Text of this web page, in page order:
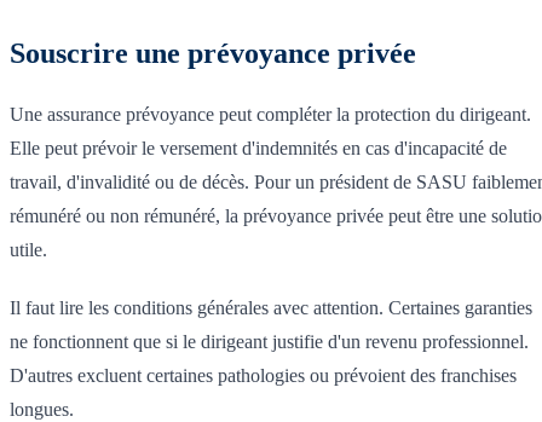
Souscrire une prévoyance privée
Une assurance prévoyance peut compléter la protection du dirigeant.
Elle peut prévoir le versement d'indemnités en cas d'incapacité de
travail, d'invalidité ou de décès. Pour un président de SASU
rémunéré ou non rémunéré, la prévoyance privée peut être une
utile.
Il faut lire les conditions générales avec attention. Certaines garanties
ne fonctionnent que si le dirigeant justifie d'un revenu professionnel.
D'autres excluent certaines pathologies ou prévoient des franchises
longues.